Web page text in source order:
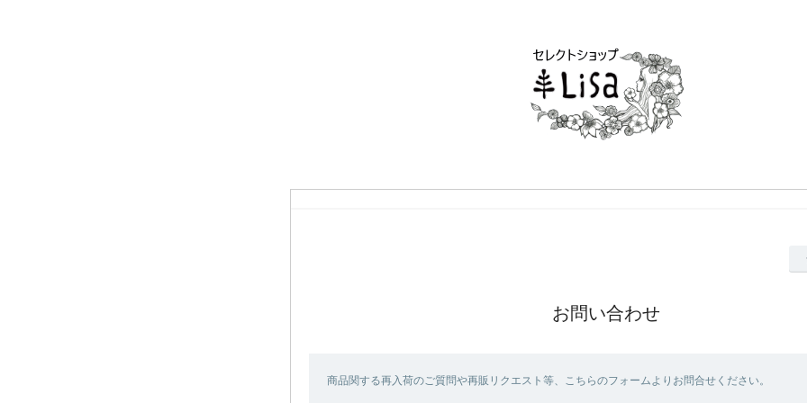
お問い合わせ
商品関する再入荷のご質問や再販リクエスト等、こちらのフォームよりお問合せください。